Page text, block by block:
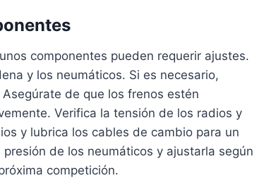
componentes pueden requerir ajustes.
y los neumáticos. Si es necesario,
de que los frenos estén
Verifica la tensión de los radios y
y lubrica los cables de cambio para un
de los neumáticos y ajustarla según
competición.